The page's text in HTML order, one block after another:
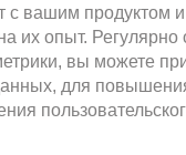
с вашим продуктом
их опыт. Регулярно
вы можете
для